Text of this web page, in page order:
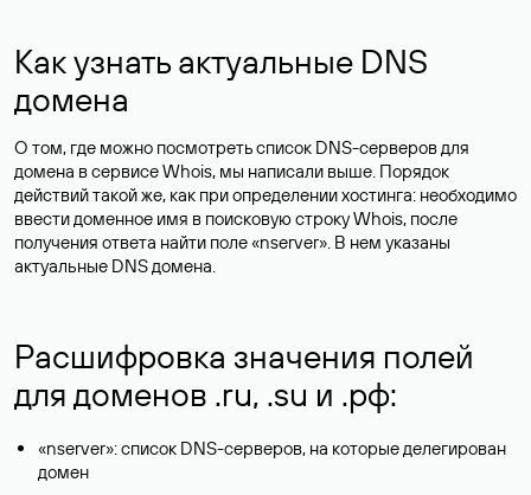
Как узнать актуальные DNS
домена
О том, где можно посмотреть список DNS-серверов для
домена в сервисе Whois, мы написали выше. Порядок
действий такой же, как при определении хостинга: необходимо
ввести доменное имя в поисковую строку Whois, после
получения ответа найти поле «nserver». В нем указаны
актуальные DNS домена.
Расшифровка значения полей
для доменов .ru, .su и .рф:
«nserver»: список DNS-серверов, на которые делегирован
домен